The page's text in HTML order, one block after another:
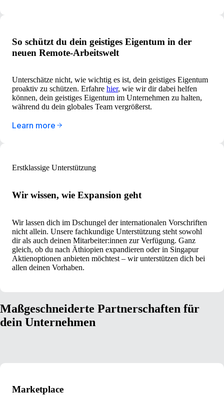
So schützt du dein geistiges Eigentum in der
neuen Remote-Arbeitswelt
Unterschätze nicht, wie wichtig es ist, dein geistiges Eigentum
proaktiv zu schützen. Erfahre hier, wie wir dir dabei helfen
können, dein geistiges Eigentum im Unternehmen zu halten,
während du dein globales Team vergrößerst.
Learn more
Erstklassige Unterstützung
Wir wissen, wie Expansion geht
Wir lassen dich im Dschungel der internationalen Vorschriften
nicht allein. Unsere fachkundige Unterstützung steht sowohl
dir als auch deinen Mitarbeiter:innen zur Verfügung. Ganz
gleich, ob du nach Äthiopien expandieren oder in Singapur
Aktienoptionen anbieten möchtest – wir unterstützen dich bei
allen deinen Vorhaben.
Maßgeschneiderte Partnerschaften für
dein Unternehmen
Marketplace